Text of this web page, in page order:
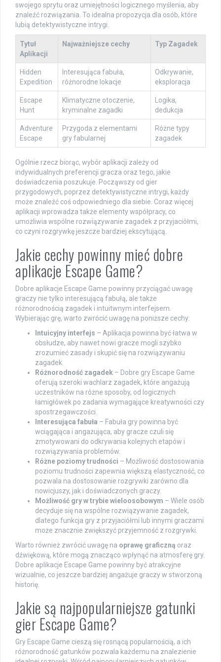
swojego sprytu oraz umiejętności logicznego myślenia, aby
znaleźć rozwiązania. To idealna propozycja dla osób, które
lubią detektywistyczne intrygi.
Tytuł
Aplikacji
Najważniejsze cechy Typ Zagadek
Hidden
Expedition
Interesująca fabuła,
różnorodne lokacje
Odkrywanie,
eksploracja
Escape
Hunt
Klimatyczne otoczenie,
kryminalne zagadki
Logika,
dedukcja
Adventure
Escape
Przygoda z elementami
gry fabularnej
Różne typy
zagadek
Ogólnie rzecz biorąc, wybór aplikacji zależy od
indywidualnych preferencji gracza oraz tego, jakie
doświadczenia poszukuje. Począwszy od gier
przygodowych, poprzez detektywistyczne intrygi, każdy
może znaleźć coś odpowiedniego dla siebie. Coraz więcej
aplikacji wprowadza także elementy współpracy, co
umożliwia wspólne rozwiązywanie zagadek z przyjaciółmi,
co czyni rozgrywkę jeszcze bardziej ekscytującą.
Jakie cechy powinny mieć dobre
aplikacje Escape Game?
Dobre aplikacje Escape Game powinny przyciągać uwagę
graczy nie tylko interesującą fabułą, ale także
różnorodnością zagadek i intuitwnym interfejsem.
Wybierając grę, warto zwrócić uwagę na poniższe cechy:
Intuicyjny interfejs – Aplikacja powinna być łatwa w
obsłudze, aby nawet nowi gracze mogli szybko
zrozumieć zasady i skupić się na rozwiązywaniu
zagadek.
Różnorodność zagadek – Dobre gry Escape Game
oferują szeroki wachlarz zagadek, które angażują
uczestników na różne sposoby, od logicznych
łamigłówek po zadania wymagające kreatywności czy
spostrzegawczości.
Interesująca fabuła – Fabuła gry powinna być
wciągająca i angażująca, aby gracze czuli się
zmotywowani do odkrywania kolejnych etapów i
rozwiązywania problemów.
Różne poziomy trudności – Możliwość dostosowania
poziomu trudności zapewnia większą elastyczność, co
pozwala na dostosowanie rozgrywki zarówno dla
nowicjuszy, jak i doświadczonych graczy.
Możliwość gry w trybie wieloosobowym – Wiele osób
decyduje się na wspólne rozwiązywanie zagadek,
dlatego funkcja gry z przyjaciółmi lub innymi graczami
może znacznie zwiększyć przyjemność z rozgrywki.
Warto również zwrócić uwagę na oprawę graficzną oraz
dźwiękową, które mogą znacząco wpłynąć na atmosferę gry.
Dobre aplikacje Escape Game powinny być atrakcyjne
wizualnie, co jeszcze bardziej angażuje graczy w stworzoną
historię.
Jakie są najpopularniejsze gatunki
gier Escape Game?
Gry Escape Game cieszą się rosnącą popularnością, a ich
różnorodność gatunków pozwala każdemu na znalezienie